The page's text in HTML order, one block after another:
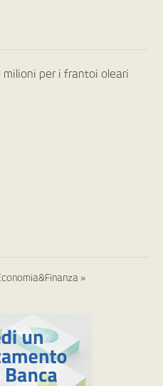
milioni per i frantoi oleari
»